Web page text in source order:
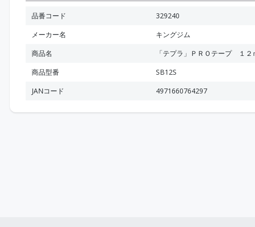
品番コード
329240
メーカー名
キングジム
商品名
「テプラ」ＰＲＯテープ １
商品型番
SB12S
JANコード
4971660764297